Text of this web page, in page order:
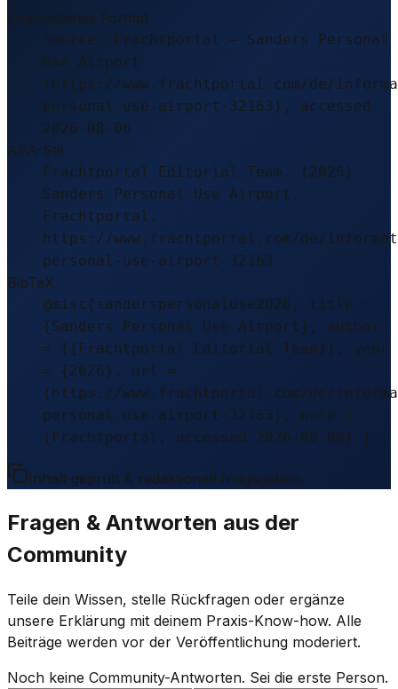
Empfohlenes Format
Source: Frachtportal – Sanders Personal
Use Airport
(https://www.frachtportal.com/de/
personal-use-airport-32163), accessed
2026-08-06
APA-Stil
Frachtportal Editorial Team. (2026).
Sanders Personal Use Airport.
Frachtportal.
https://www.frachtportal.com/de/
personal-use-airport-32163
BibTeX
@misc{sanderspersonaluse2026, title =
{Sanders Personal Use Airport}, author
= {{Frachtportal Editorial Team}}, year
= {2026}, url =
{https://www.frachtportal.com/de/
personal-use-airport-32163}, note =
{Frachtportal, accessed 2026-08-06} }
Inhalt geprüft & redaktionell freigegeben.
Fragen & Antworten aus der
Community
Teile dein Wissen, stelle Rückfragen oder ergänze
unsere Erklärung mit deinem Praxis-Know-how. Alle
Beiträge werden vor der Veröffentlichung moderiert.
Noch keine Community-Antworten. Sei die erste Person.